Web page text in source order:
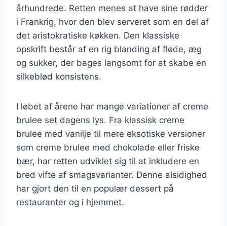
århundrede. Retten menes at have sine rødder
i Frankrig, hvor den blev serveret som en del af
det aristokratiske køkken. Den klassiske
opskrift består af en rig blanding af fløde, æg
og sukker, der bages langsomt for at skabe en
silkeblød konsistens.
I løbet af årene har mange variationer af creme
brulee set dagens lys. Fra klassisk creme
brulee med vanilje til mere eksotiske versioner
som creme brulee med chokolade eller friske
bær, har retten udviklet sig til at inkludere en
bred vifte af smagsvarianter. Denne alsidighed
har gjort den til en populær dessert på
restauranter og i hjemmet.